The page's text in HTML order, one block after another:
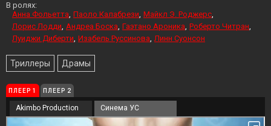
В ролях:
Анна Фольетта Паоло Калабрези Майкл Э. Роджерс
Лорис Лодди Андреа Боска Гаэтано Ароника Роберто Читран
Луиджи Диберти Изабель Руссинова Линн Суонсон
Триллеры Драмы
ПЛЕЕР 1 ПЛЕЕР 2
Akimbo Production Синема УС